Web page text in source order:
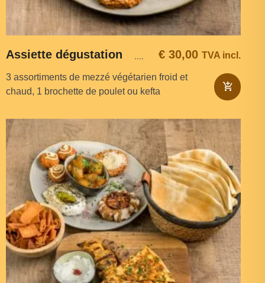
Assiette dégustation €30,00 TVA incl.
3 assortiments de mezzé végétarien froid et
chaud, 1 brochette de poulet ou kefta